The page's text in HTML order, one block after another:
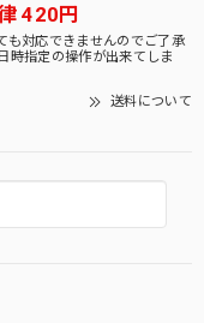
420円
も対応できませんのでご了承
時指定の操作が出来てしま
送料について